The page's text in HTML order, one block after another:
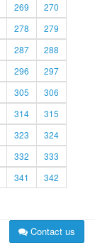
269
270
278
279
287
288
296
297
305
306
314
315
323
324
332
333
341
342
Contact us